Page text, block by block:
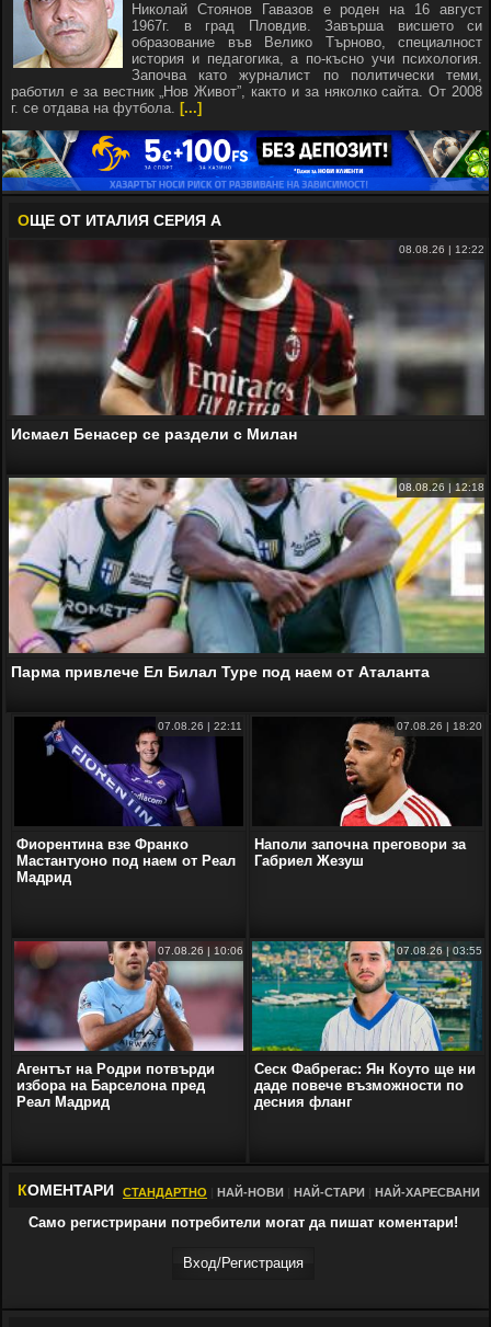
Николай Стоянов Гавазов е роден на 16 август
1967г. в град Пловдив. Завърша висшето си
образование във Велико Търново, специалност
история и педагогика, а по-късно учи психология.
Започва като журналист по политически теми,
работил е за вестник „Нов Живот”, както и за няколко сайта. От 2008
г. се отдава на футбола. [...]
ОЩЕ ОТ ИТАЛИЯ СЕРИЯ А
08.08.26 | 12:22
Исмаел Бенасер се раздели с Милан
08.08.26 | 12:18
Парма привлече Ел Билал Туре под наем от Аталанта
07.08.26 | 22:11
Фиорентина взе Франко
Мастантуоно под наем от Реал
Мадрид
07.08.26 | 18:20
Наполи започна преговори за
Габриел Жезуш
07.08.26 | 10:06
Агентът на Родри потвърди
избора на Барселона пред
Реал Мадрид
07.08.26 | 03:55
Сеск Фабрегас: Ян Коуто ще ни
даде повече възможности по
десния фланг
КОМЕНТАРИ СТАНДАРТНО НАЙ-НОВИ НАЙ-СТАРИ НАЙ-ХАРЕСВАНИ
Само регистрирани потребители могат да пишат коментари!
Вход/Регистрaция